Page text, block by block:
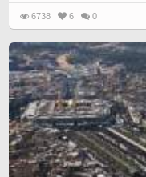
6738 6 0